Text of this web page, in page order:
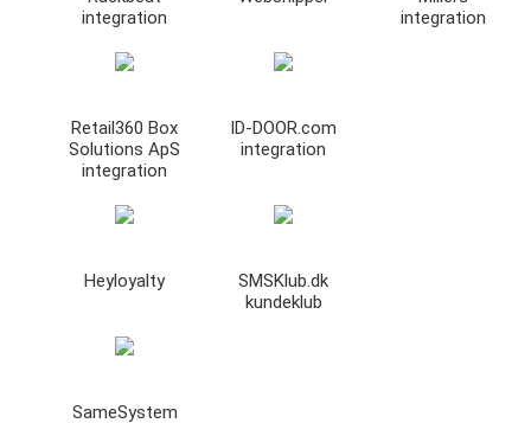
integration
integration
Retail360 Box
Solutions ApS
integration
ID-DOOR.com
integration
Heyloyalty
SMSKlub.dk
kundeklub
SameSystem